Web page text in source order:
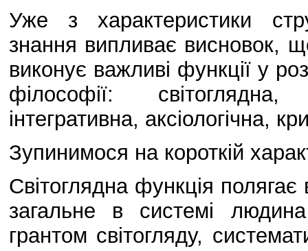
Уже з характеристики
знання випливає висновок,
виконує важливі функції у
філософії: світоглядна,
інтегративна, аксіологічна,
Зупинимося на короткій
Світоглядна функція
загальне в системі
грантом світогляду,